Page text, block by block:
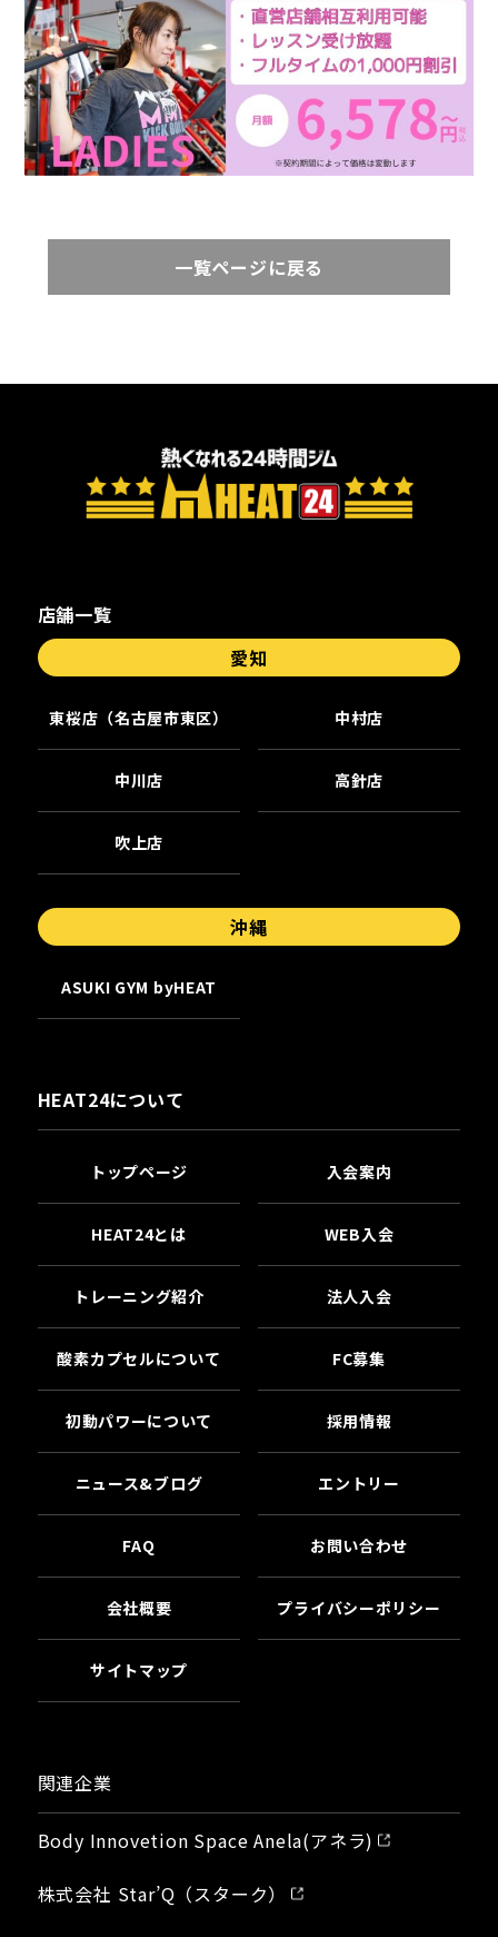
一覧ページに戻る
店舗一覧
愛知
東桜店（名古屋市東区） 中村店
中川店 高針店
吹上店
沖縄
ASUKI GYM byHEAT
HEAT24について
トップページ 入会案内
HEAT24とは WEB入会
トレーニング紹介 法人入会
酸素カプセルについて FC募集
初動パワーについて 採用情報
ニュース&ブログ エントリー
FAQ お問い合わせ
会社概要 プライバシーポリシー
サイトマップ
関連企業
Body Innovetion Space Anela(アネラ)
株式会社 Star’Q（スターク）